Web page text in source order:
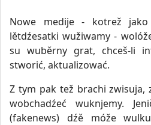
Nowe medije - kotrež
lětdźesatki wužiwamy -
su wuběrny grat, chceš-li
stworić, aktualizować.
Z tym pak tež brachi zwisuja,
wobchadźeć wuknjemy.
(fakenews) dźě móže